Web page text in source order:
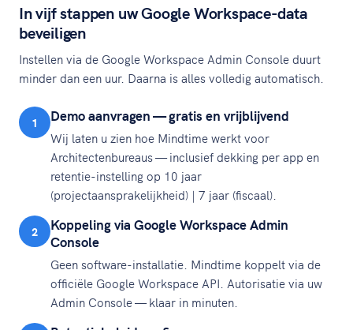
In vijf stappen uw Google Workspace-data
beveiligen
Instellen via de Google Workspace Admin Console duurt
minder dan een uur. Daarna is alles volledig automatisch.
1 Demo aanvragen — gratis en vrijblijvend
Wij laten u zien hoe Mindtime werkt voor
Architectenbureaus — inclusief dekking per app en
retentie-instelling op 10 jaar
(projectaansprakelijkheid) | 7 jaar (fiscaal).
2
Koppeling via Google Workspace Admin
Console
Geen software-installatie. Mindtime koppelt via de
officiële Google Workspace API. Autorisatie via uw
Admin Console — klaar in minuten.